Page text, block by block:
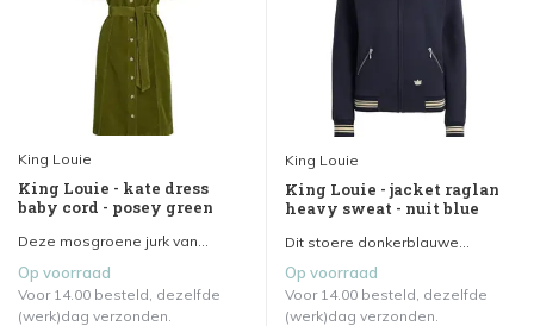
King Louie
King Louie - kate dress
baby cord - posey green
Deze mosgroene jurk van...
Op voorraad
Voor 14.00 besteld, dezelfde
(werk)dag verzonden.
King Louie
King Louie - jacket raglan
heavy sweat - nuit blue
Dit stoere donkerblauwe...
Op voorraad
Voor 14.00 besteld, dezelfde
(werk)dag verzonden.